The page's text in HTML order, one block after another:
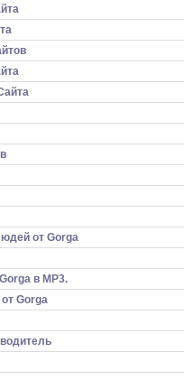
от Gorga
в МР3.
Gorga